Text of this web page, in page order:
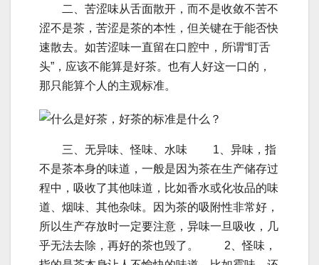
二、苦涩味从舌面散开，而不是收敛不苦不
涩不是茶，苦涩是茶的本性，但关键在于能否快
速散去。如苦涩味一直留在口腔中，所谓“盯舌
头”，应该不能算是好茶。也有人好这一口的，
那只能算个人的主观标准。
三、无异味、怪味、水味 1、异味，指
不是茶本身的味道，一般是因为茶在生产储存过
程中，吸收了其他味道，比如香水或化妆品的味
道、烟味、其他杂味。因为茶的吸附性非常好，
所以生产存放时一定要注意，异味一旦吸收，几
乎无法去除，再好的茶也毁了。 2、怪味，